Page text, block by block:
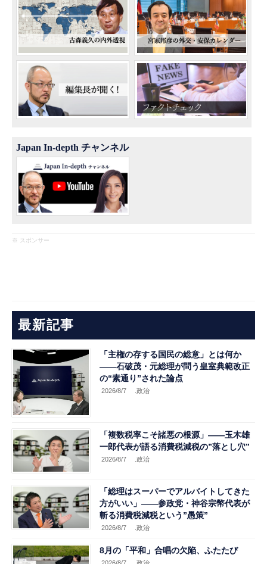
Japan In-depth チャンネル
※ スポンサー
最新記事
「主権の存する国民の総意」とは何か
――石破茂・元総理が問う皇室典範改正
の“素通り”された論点
2026/8/7 .政治
「複数税率こそ諸悪の根源」――玉木雄
一郎代表が語る消費税減税の”落とし穴”
2026/8/7 .政治
「総理はスーパーでアルバイトしてきた
方がいい」――参政党・神谷宗幣代表が
斬る消費税減税という”愚策”
2026/8/7 .政治
8月の「平和」合唱の欠陥、ふたたび